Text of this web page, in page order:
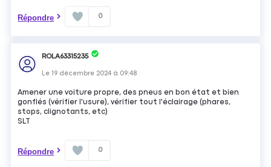
Répondre 0
ROLA63315235
Le19 décembre 2024 à 09:48
Amener une voiture propre, des pneus en bon état et bien
gonflés (vérifier l'usure), vérifier tout l'éclairage (phares,
stops, clignotants, etc)
SLT
Répondre 0